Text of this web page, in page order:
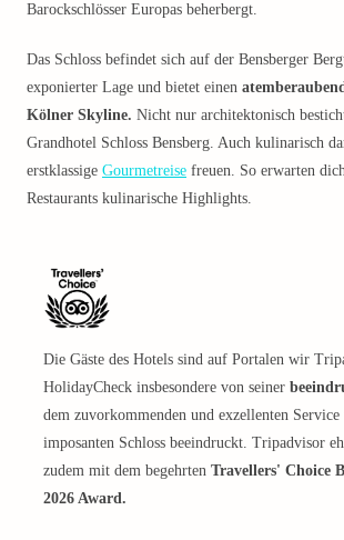
Barockschlösser Europas beherbergt.
Das Schloss befindet sich auf der Bensberger
exponierter Lage und bietet einen
Kölner Skyline. Nicht nur architektonisch
Grandhotel Schloss Bensberg. Auch kulinarisch
erstklassige Gourmetreise freuen. So erwarten
Restaurants kulinarische Highlights.
Die Gäste des Hotels sind auf Portalen wir
HolidayCheck insbesondere von seiner
dem zuvorkommenden und exzellenten Service
imposanten Schloss beeindruckt. Tripadvisor
zudem mit dem begehrten Travellers' Choice
2026 Award.